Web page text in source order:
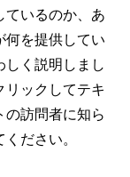
ているのか、あ
何を提供してい
しく説明しまし
リックしてテキ
の訪問者に知ら
ださい。